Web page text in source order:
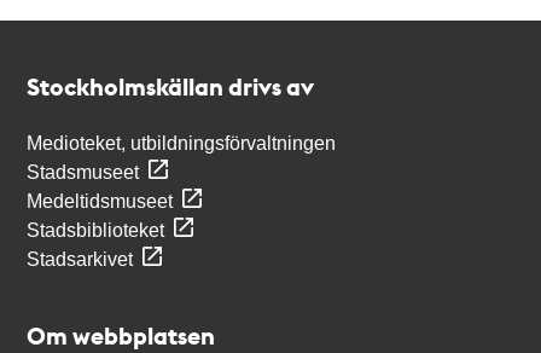
Stockholmskällan drivs av
Medioteket, utbildningsförvaltningen
Stadsmuseet
Medeltidsmuseet
Stadsbiblioteket
Stadsarkivet
Om webbplatsen